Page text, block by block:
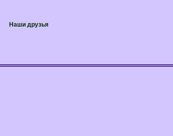
Наши друзья